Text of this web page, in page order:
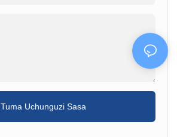
Tuma Uchunguzi Sasa